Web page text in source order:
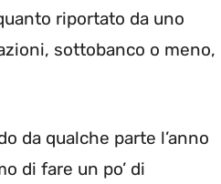
riportato da uno
sottobanco o meno,
da qualche parte l’anno
di fare un po’ di